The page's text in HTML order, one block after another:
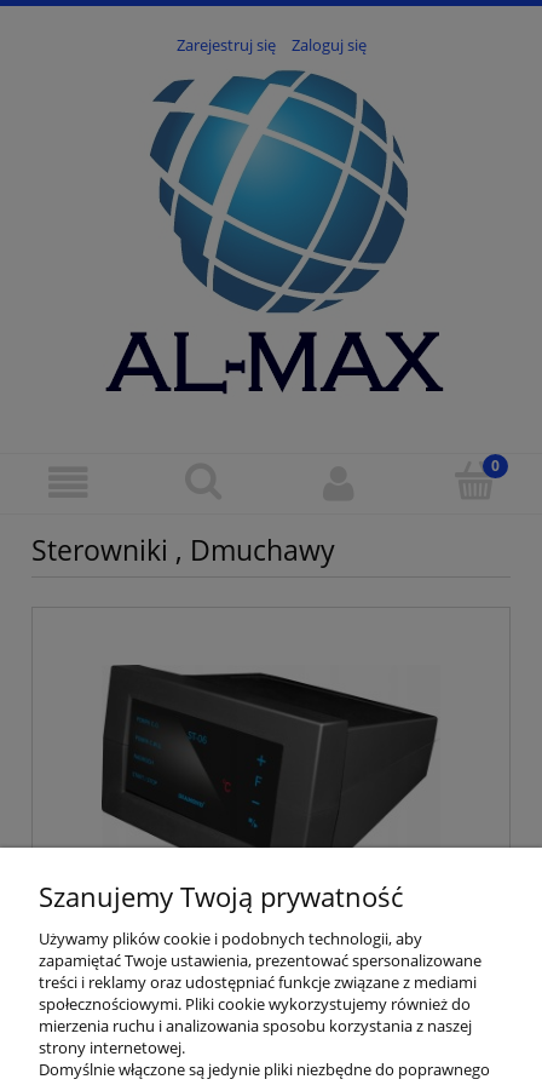
Zarejestruj się Zaloguj się
Sterowniki , Dmuchawy
DIAMOND sterownik pieca kotła pompy
dmuchaw ST-06
376,00 zł
Szanujemy Twoją prywatność
Używamy plików cookie i podobnych technologii, aby
zapamiętać Twoje ustawienia, prezentować spersonalizowane
treści i reklamy oraz udostępniać funkcje związane z mediami
społecznościowymi. Pliki cookie wykorzystujemy również do
mierzenia ruchu i analizowania sposobu korzystania z naszej
strony internetowej.
Domyślnie włączone są jedynie pliki niezbędne do poprawnego